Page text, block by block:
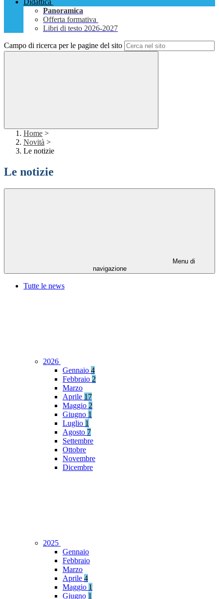
Didattica
Panoramica
Offerta formativa
Libri di testo 2026-2027
Campo di ricerca per le pagine del sito
Home >
Novità >
Le notizie
Le notizie
Menu di
navigazione
Tutte le news
2026
Gennaio 4
Febbraio 2
Marzo
Aprile 17
Maggio 2
Giugno 1
Luglio 1
Agosto 7
Settembre
Ottobre
Novembre
Dicembre
2025
Gennaio
Febbraio
Marzo
Aprile 4
Maggio 1
Giugno 1